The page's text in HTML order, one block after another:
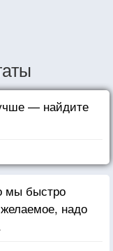
— найдите
мы быстро
надо